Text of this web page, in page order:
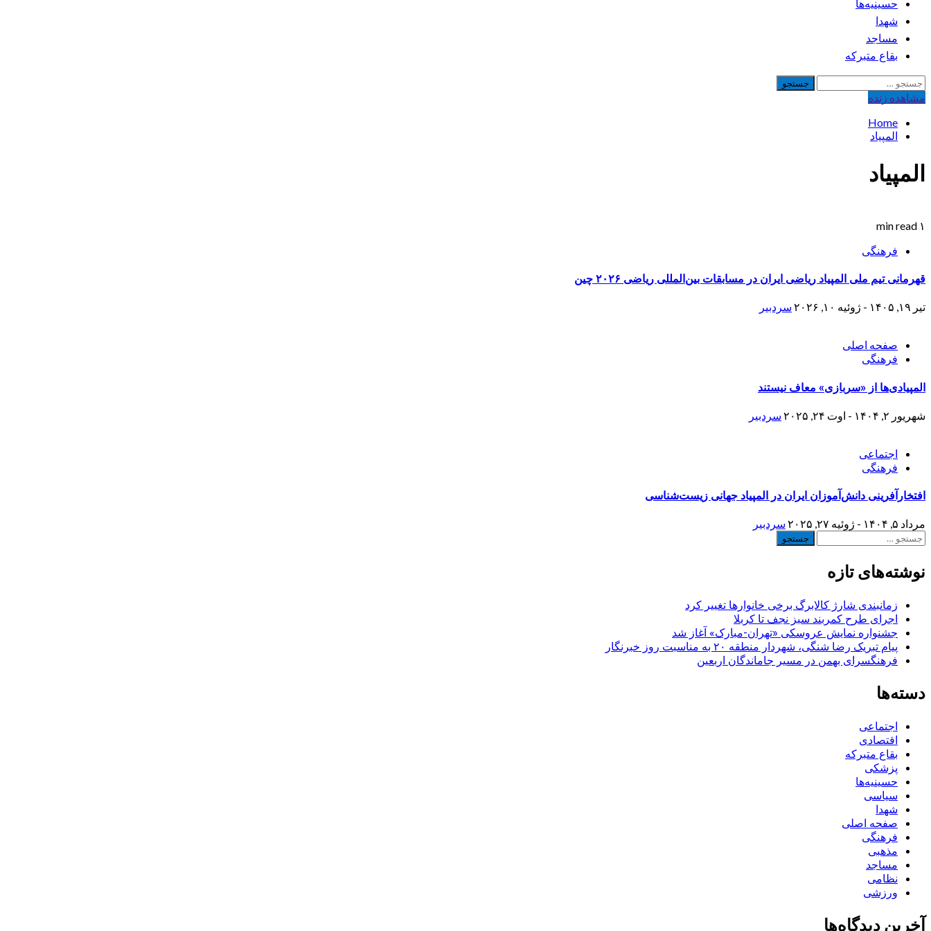
حسینیه‌ها
شهدا
مساجد
بقاع متبرکه
جستجو
برای:
مشاهده‌ زنده
Home
المپیاد
المپیاد
۱ min read
فرهنگی
قهرمانی تیم ملی المپیاد ریاضی ایران در مسابقات بین‌المللی ریاضی ۲۰۲۶ چین
تیر ۱۹, ۱۴۰۵ - ژوئیه ۱۰, ۲۰۲۶ سردبیر
صفحه اصلی
فرهنگی
المپیادی‌ها از «سربازی» معاف نیستند
شهریور ۲, ۱۴۰۴ - اوت ۲۴, ۲۰۲۵ سردبیر
اجتماعی
فرهنگی
افتخارآفرینی دانش‌آموزان ایران در المپیاد جهانی زیست‌شناسی
مرداد ۵, ۱۴۰۴ - ژوئیه ۲۷, ۲۰۲۵
سردبیر
جستجو
نوشته‌های تازه
زمانبندی شارژ کالابرگ برخی خانوارها تغییر کرد
اجرای طرح کمربند سبز نجف تا کربلا
جشنواره نمایش عروسکی «تهران-مبارک» آغاز شد
پیام تبریک رضا شنگی، شهردار منطقه ۲۰ به مناسبت روز خبرنگار
فرهنگسرای بهمن در مسیر جاماندگان اربعین
دسته‌ها
اجتماعی
اقتصادی
بقاع متبرکه
پزشکی
حسینیه‌ها
سیاسی
شهدا
صفحه اصلی
فرهنگی
مذهبی
مساجد
نظامی
ورزشی
آخرین دیدگاه‌ها